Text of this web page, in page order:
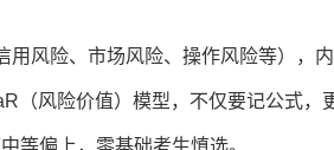
风险、市场风险、操作风险等），
（风险价值）模型，不仅要记公式，